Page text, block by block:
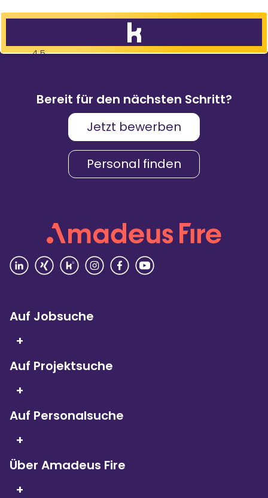
4,5
Bewertungen
Weiterempfehlungen
Karriere & Gehalt
4,2
Unternehmenskultur
4,3
4,4
Rezensionen lesen
Kununu Top Company – dank
über 9.000Bewertungen!
Bereit für den nächsten Schritt?
Jetzt bewerben
Personal finden
Auf Jobsuche
+
Auf Projektsuche
+
Auf Personalsuche
+
Über Amadeus Fire
+